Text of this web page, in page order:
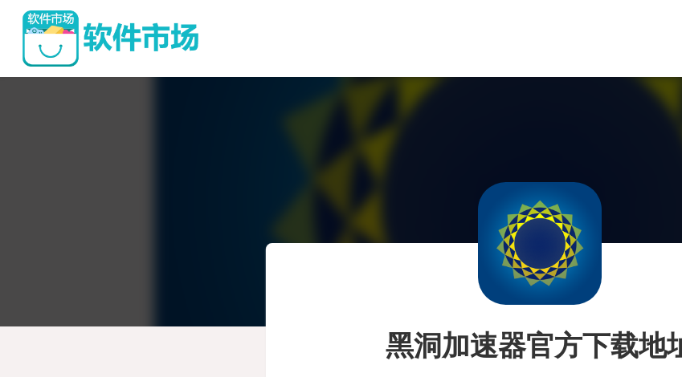
黑洞加速器官方下载地